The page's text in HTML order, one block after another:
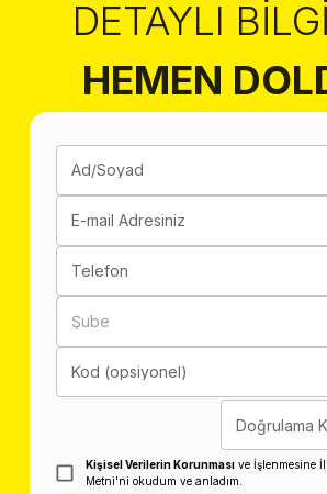
DETAYLI
HEMEN
Ad/Soyad
E-mail Adresiniz
Telefon
Şube
Kod (opsiyonel)
Doğrulama
Kişisel Verilerin Korunması ve İşlenmesine
Metni'ni okudum ve anladım.